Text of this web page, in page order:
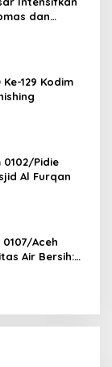
dan
129 Kodim
0102/Pidie
Al Furqan
0107/Aceh
Air Bersih: